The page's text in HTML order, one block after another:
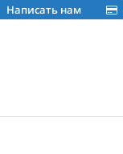
Написать нам